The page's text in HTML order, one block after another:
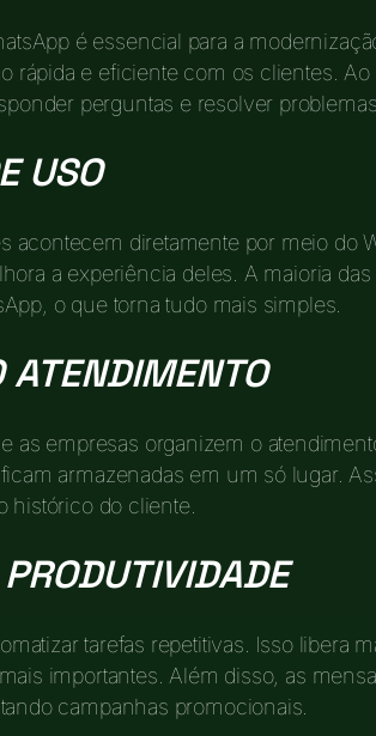
é essencial para a
rápida e eficiente com os clientes. Ao
perguntas e resolver
USO
acontecem diretamente por meio do
a experiência deles. A maioria das
o que torna tudo mais simples.
ATENDIMENTO
as empresas organizem o
armazenadas em um só lugar.
histórico do cliente.
tarefas repetitivas. Isso libera
importantes. Além disso, as
campanhas promocionais.